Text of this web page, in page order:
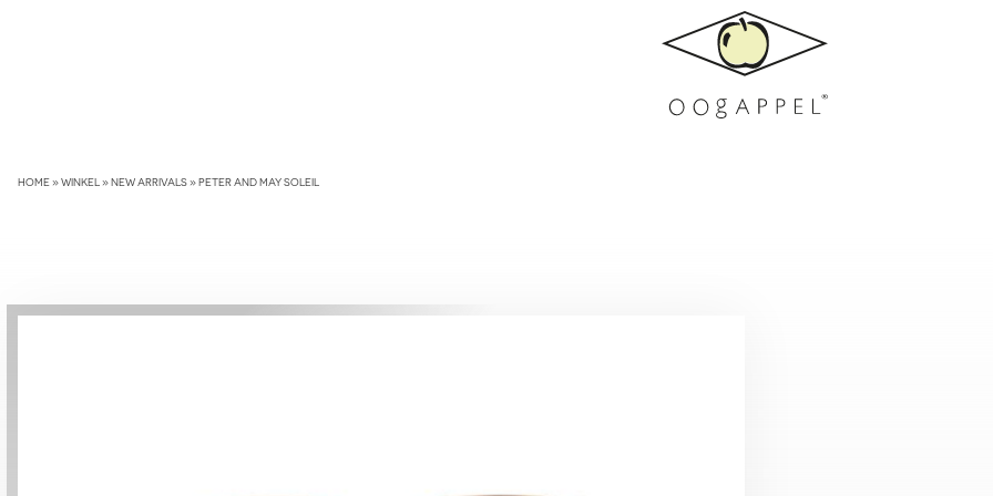
HOME»WINKEL »NEW ARRIVALS»PETER AND MAY SOLEIL